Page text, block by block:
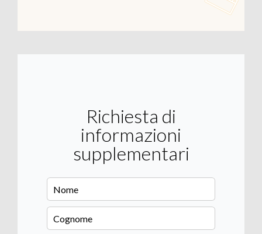
Richiesta di
informazioni
supplementari